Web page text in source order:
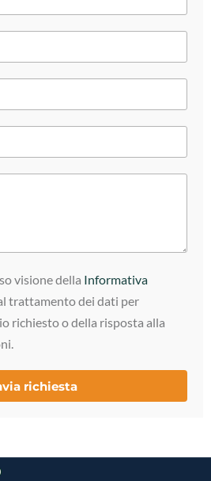
visione della Informativa
trattamento dei dati per
richiesto o della risposta alla
richiesta